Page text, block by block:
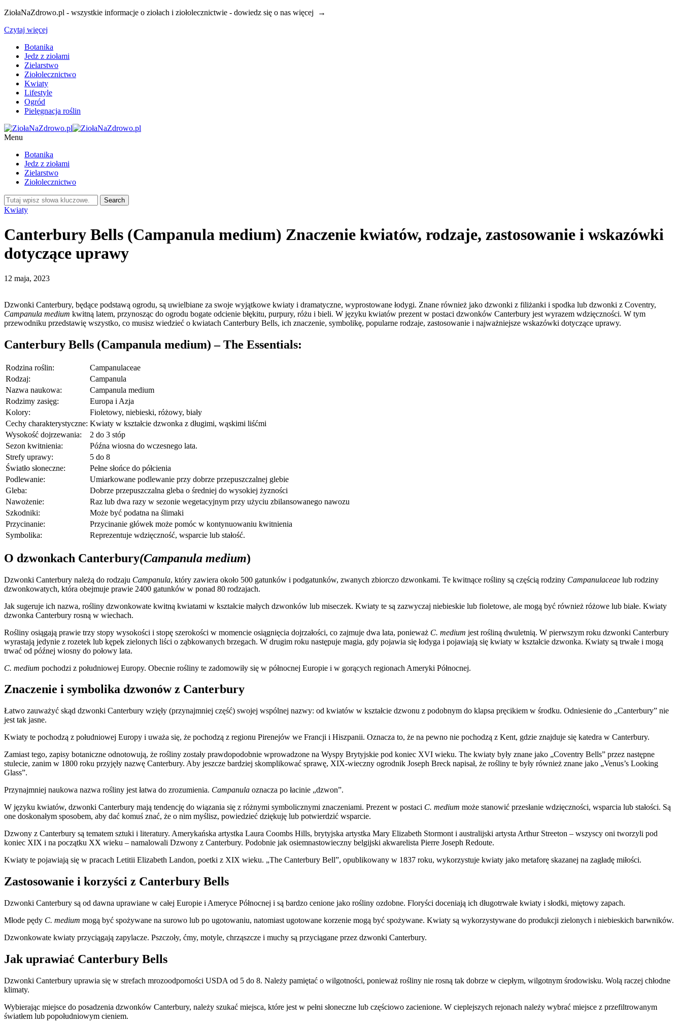
ZiołaNaZdrowo.pl - wszystkie informacje o ziołach i ziołolecznictwie - dowiedz się o nas więcej →
Czytaj więcej
Botanika
Jedz z ziołami
Zielarstwo
Ziołolecznictwo
Kwiaty
Lifestyle
Ogród
Pielęgnacja roślin
Menu
Botanika
Jedz z ziołami
Zielarstwo
Ziołolecznictwo
Kwiaty
Canterbury Bells (Campanula medium) Znaczenie kwiatów, rodzaje, zastosowanie i wskazówki
dotyczące uprawy
12 maja, 2023
Dzwonki Canterbury, będące podstawą ogrodu, są uwielbiane za swoje wyjątkowe kwiaty i dramatyczne, wyprostowane łodygi. Znane również jako dzwonki z filiżanki i spodka lub dzwonki z Coventry,
Campanula medium kwitną latem, przynosząc do ogrodu bogate odcienie błękitu, purpury, różu i bieli. W języku kwiatów prezent w postaci dzwonków Canterbury jest wyrazem wdzięczności. W tym
przewodniku przedstawię wszystko, co musisz wiedzieć o kwiatach Canterbury Bells, ich znaczenie, symbolikę, popularne rodzaje, zastosowanie i najważniejsze wskazówki dotyczące uprawy.
Canterbury Bells (Campanula medium) – The Essentials:
Rodzina roślin:
Campanulaceae
Rodzaj:
Campanula
Nazwa naukowa:
Campanula medium
Rodzimy zasięg:
Europa i Azja
Kolory:
Fioletowy, niebieski, różowy, biały
Cechy charakterystyczne: Kwiaty w kształcie dzwonka z długimi, wąskimi liśćmi
Wysokość dojrzewania:
2 do 3 stóp
Sezon kwitnienia:
Późna wiosna do wczesnego lata.
Strefy uprawy:
5 do 8
Światło słoneczne:
Pełne słońce do półcienia
Podlewanie:
Umiarkowane podlewanie przy dobrze przepuszczalnej glebie
Gleba:
Dobrze przepuszczalna gleba o średniej do wysokiej żyzności
Nawożenie:
Raz lub dwa razy w sezonie wegetacyjnym przy użyciu zbilansowanego nawozu
Szkodniki:
Może być podatna na ślimaki
Przycinanie:
Przycinanie główek może pomóc w kontynuowaniu kwitnienia
Symbolika:
Reprezentuje wdzięczność, wsparcie lub stałość.
O dzwonkach Canterbury(Campanula medium)
Dzwonki Canterbury należą do rodzaju Campanula, który zawiera około 500 gatunków i podgatunków, zwanych zbiorczo dzwonkami. Te kwitnące rośliny są częścią rodziny Campanulaceae lub rodziny
dzwonkowatych, która obejmuje prawie 2400 gatunków w ponad 80 rodzajach.
Jak sugeruje ich nazwa, rośliny dzwonkowate kwitną kwiatami w kształcie małych dzwonków lub miseczek. Kwiaty te są zazwyczaj niebieskie lub fioletowe, ale mogą być również różowe lub białe. Kwiaty
dzwonka Canterbury rosną w wiechach.
Rośliny osiągają prawie trzy stopy wysokości i stopę szerokości w momencie osiągnięcia dojrzałości, co zajmuje dwa lata, ponieważ C. medium jest rośliną dwuletnią. W pierwszym roku dzwonki Canterbury
wyrastają jedynie z rozetek lub kępek zielonych liści o ząbkowanych brzegach. W drugim roku następuje magia, gdy pojawia się łodyga i pojawiają się kwiaty w kształcie dzwonka. Kwiaty są trwałe i mogą
trwać od późnej wiosny do połowy lata.
C. medium pochodzi z południowej Europy. Obecnie rośliny te zadomowiły się w północnej Europie i w gorących regionach Ameryki Północnej.
Znaczenie i symbolika dzwonów z Canterbury
Łatwo zauważyć skąd dzwonki Canterbury wzięły (przynajmniej część) swojej wspólnej nazwy: od kwiatów w kształcie dzwonu z podobnym do klapsa pręcikiem w środku. Odniesienie do „Canterbury” nie
jest tak jasne.
Kwiaty te pochodzą z południowej Europy i uważa się, że pochodzą z regionu Pirenejów we Francji i Hiszpanii. Oznacza to, że na pewno nie pochodzą z Kent, gdzie znajduje się katedra w Canterbury.
Zamiast tego, zapisy botaniczne odnotowują, że rośliny zostały prawdopodobnie wprowadzone na Wyspy Brytyjskie pod koniec XVI wieku. The kwiaty były znane jako „Coventry Bells” przez następne
stulecie, zanim w 1800 roku przyjęły nazwę Canterbury. Aby jeszcze bardziej skomplikować sprawę, XIX-wieczny ogrodnik Joseph Breck napisał, że rośliny te były również znane jako „Venus’s Looking
Glass”.
Przynajmniej naukowa nazwa rośliny jest łatwa do zrozumienia. Campanula oznacza po łacinie „dzwon”.
W języku kwiatów, dzwonki Canterbury mają tendencję do wiązania się z różnymi symbolicznymi znaczeniami. Prezent w postaci C. medium może stanowić przesłanie wdzięczności, wsparcia lub stałości. Są
one doskonałym sposobem, aby dać komuś znać, że o nim myślisz, powiedzieć dziękuję lub potwierdzić wsparcie.
Dzwony z Canterbury są tematem sztuki i literatury. Amerykańska artystka Laura Coombs Hills, brytyjska artystka Mary Elizabeth Stormont i australijski artysta Arthur Streeton – wszyscy oni tworzyli pod
koniec XIX i na początku XX wieku – namalowali Dzwony z Canterbury. Podobnie jak osiemnastowieczny belgijski akwarelista Pierre Joseph Redoute.
Kwiaty te pojawiają się w pracach Letitii Elizabeth Landon, poetki z XIX wieku. „The Canterbury Bell”, opublikowany w 1837 roku, wykorzystuje kwiaty jako metaforę skazanej na zagładę miłości.
Zastosowanie i korzyści z Canterbury Bells
Dzwonki Canterbury są od dawna uprawiane w całej Europie i Ameryce Północnej i są bardzo cenione jako rośliny ozdobne. Floryści doceniają ich długotrwałe kwiaty i słodki, miętowy zapach.
Młode pędy C. medium mogą być spożywane na surowo lub po ugotowaniu, natomiast ugotowane korzenie mogą być spożywane. Kwiaty są wykorzystywane do produkcji zielonych i niebieskich barwników.
Dzwonkowate kwiaty przyciągają zapylacze. Pszczoły, ćmy, motyle, chrząszcze i muchy są przyciągane przez dzwonki Canterbury.
Jak uprawiać Canterbury Bells
Dzwonki Canterbury uprawia się w strefach mrozoodporności USDA od 5 do 8. Należy pamiętać o wilgotności, ponieważ rośliny nie rosną tak dobrze w ciepłym, wilgotnym środowisku. Wolą raczej chłodne
klimaty.
Wybierając miejsce do posadzenia dzwonków Canterbury, należy szukać miejsca, które jest w pełni słoneczne lub częściowo zacienione. W cieplejszych rejonach należy wybrać miejsce z przefiltrowanym
światłem lub popołudniowym cieniem.